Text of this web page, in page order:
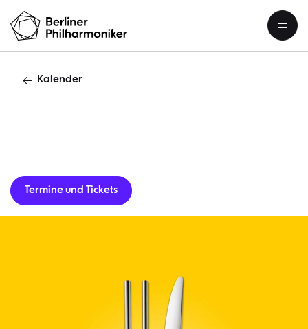
Kalender
Termine und Tickets